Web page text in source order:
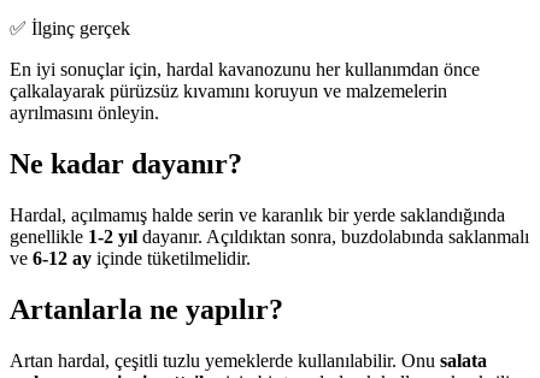
✅ İlginç gerçek
En iyi sonuçlar için, hardal kavanozunu her kullanımdan önce
çalkalayarak pürüzsüz kıvamını koruyun ve malzemelerin
ayrılmasını önleyin.
Ne kadar dayanır?
Hardal, açılmamış halde serin ve karanlık bir yerde saklandığında
genellikle 1-2 yıl dayanır. Açıldıktan sonra, buzdolabında saklanmalı
ve 6-12 ay içinde tüketilmelidir.
Artanlarla ne yapılır?
Artan hardal, çeşitli tuzlu yemeklerde kullanılabilir. Onu salata